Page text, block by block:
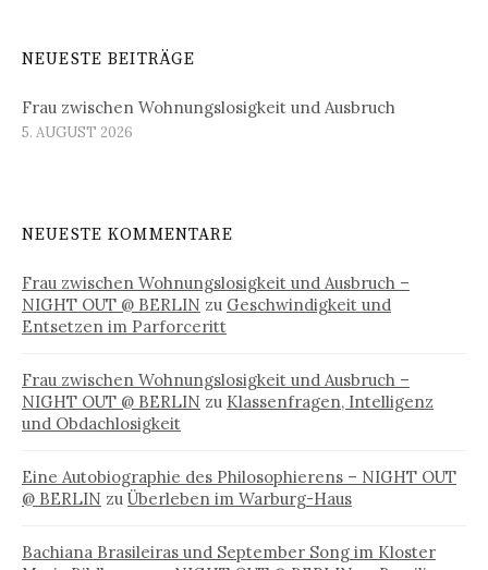
NEUESTE BEITRÄGE
Frau zwischen Wohnungslosigkeit und Ausbruch
5. AUGUST 2026
NEUESTE KOMMENTARE
Frau zwischen Wohnungslosigkeit und Ausbruch –
NIGHT OUT @ BERLIN zu Geschwindigkeit und
Entsetzen im Parforceritt
Frau zwischen Wohnungslosigkeit und Ausbruch –
NIGHT OUT @ BERLIN zu Klassenfragen, Intelligenz
und Obdachlosigkeit
Eine Autobiographie des Philosophierens – NIGHT OUT
@ BERLIN zu Überleben im Warburg-Haus
Bachiana Brasileiras und September Song im Kloster